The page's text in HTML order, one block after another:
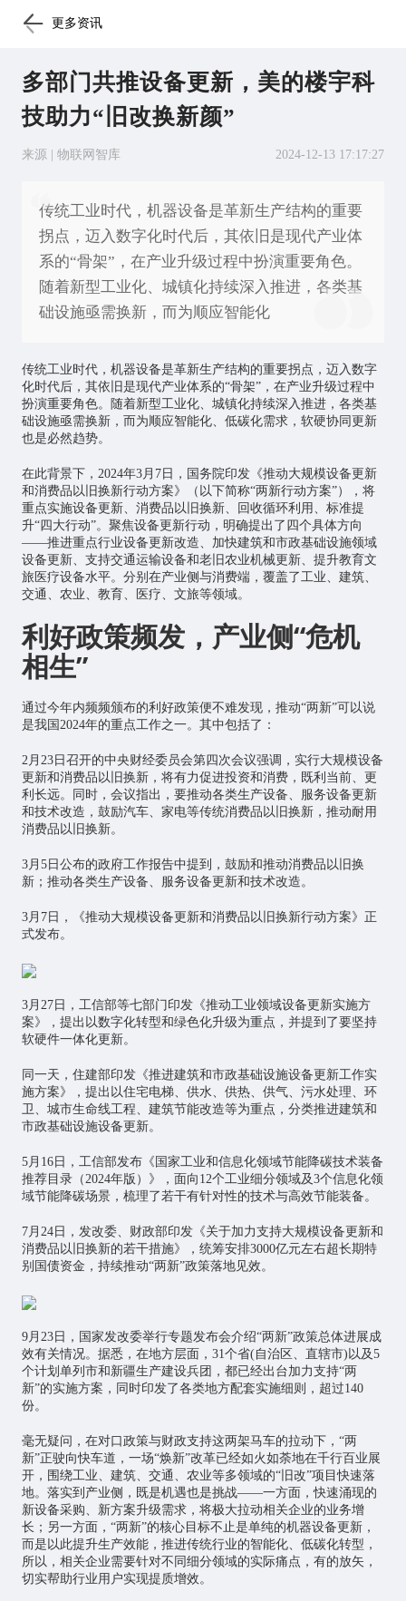
更多资讯
多部门共推设备更新，美的楼宇科
技助力“旧改换新颜”
来源 | 物联网智库 2024-12-13 17:17:27
传统工业时代，机器设备是革新生产结构的重要
拐点，迈入数字化时代后，其依旧是现代产业体
系的“骨架”，在产业升级过程中扮演重要角色。
随着新型工业化、城镇化持续深入推进，各类基
础设施亟需换新，而为顺应智能化
传统工业时代，机器设备是革新生产结构的重要拐点，迈入数字
化时代后，其依旧是现代产业体系的“骨架”，在产业升级过程中
扮演重要角色。随着新型工业化、城镇化持续深入推进，各类基
础设施亟需换新，而为顺应智能化、低碳化需求，软硬协同更新
也是必然趋势。
在此背景下，2024年3月7日，国务院印发《推动大规模设备更新
和消费品以旧换新行动方案》（以下简称“两新行动方案”），将
重点实施设备更新、消费品以旧换新、回收循环利用、标准提
升“四大行动”。聚焦设备更新行动，明确提出了四个具体方向
——推进重点行业设备更新改造、加快建筑和市政基础设施领域
设备更新、支持交通运输设备和老旧农业机械更新、提升教育文
旅医疗设备水平。分别在产业侧与消费端，覆盖了工业、建筑、
交通、农业、教育、医疗、文旅等领域。
利好政策频发，产业侧“危机
相生”
通过今年内频频颁布的利好政策便不难发现，推动“两新”可以说
是我国2024年的重点工作之一。其中包括了：
2月23日召开的中央财经委员会第四次会议强调，实行大规模设备
更新和消费品以旧换新，将有力促进投资和消费，既利当前、更
利长远。同时，会议指出，要推动各类生产设备、服务设备更新
和技术改造，鼓励汽车、家电等传统消费品以旧换新，推动耐用
消费品以旧换新。
3月5日公布的政府工作报告中提到，鼓励和推动消费品以旧换
新；推动各类生产设备、服务设备更新和技术改造。
3月7日，《推动大规模设备更新和消费品以旧换新行动方案》正
式发布。
3月27日，工信部等七部门印发《推动工业领域设备更新实施方
案》，提出以数字化转型和绿色化升级为重点，并提到了要坚持
软硬件一体化更新。
同一天，住建部印发《推进建筑和市政基础设施设备更新工作实
施方案》，提出以住宅电梯、供水、供热、供气、污水处理、环
卫、城市生命线工程、建筑节能改造等为重点，分类推进建筑和
市政基础设施设备更新。
5月16日，工信部发布《国家工业和信息化领域节能降碳技术装备
推荐目录（2024年版）》，面向12个工业细分领域及3个信息化领
域节能降碳场景，梳理了若干有针对性的技术与高效节能装备。
7月24日，发改委、财政部印发《关于加力支持大规模设备更新和
消费品以旧换新的若干措施》，统筹安排3000亿元左右超长期特
别国债资金，持续推动“两新”政策落地见效。
9月23日，国家发改委举行专题发布会介绍“两新”政策总体进展成
效有关情况。据悉，在地方层面，31个省(自治区、直辖市)以及5
个计划单列市和新疆生产建设兵团，都已经出台加力支持“两
新”的实施方案，同时印发了各类地方配套实施细则，超过140
份。
毫无疑问，在对口政策与财政支持这两架马车的拉动下，“两
新”正驶向快车道，一场“焕新”改革已经如火如荼地在千行百业展
开，围绕工业、建筑、交通、农业等多领域的“旧改”项目快速落
地。落实到产业侧，既是机遇也是挑战——一方面，快速涌现的
新设备采购、新方案升级需求，将极大拉动相关企业的业务增
长；另一方面，“两新”的核心目标不止是单纯的机器设备更新，
而是以此提升生产效能，推进传统行业的智能化、低碳化转型，
所以，相关企业需要针对不同细分领域的实际痛点，有的放矢，
切实帮助行业用户实现提质增效。